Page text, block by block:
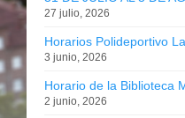
27 julio, 2026
Horarios Polideportivo
3 junio, 2026
Horario de la Biblioteca
2 junio, 2026